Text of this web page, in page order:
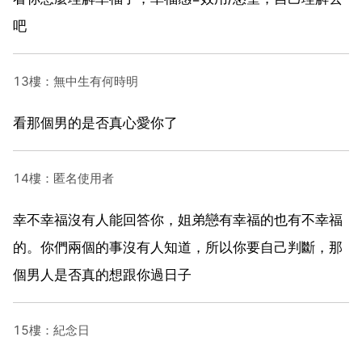
吧
13樓：無中生有何時明
看那個男的是否真心愛你了
14樓：匿名使用者
幸不幸福沒有人能回答你，姐弟戀有幸福的也有不幸福
的。你們兩個的事沒有人知道，所以你要自己判斷，那
個男人是否真的想跟你過日子
15樓：紀念日